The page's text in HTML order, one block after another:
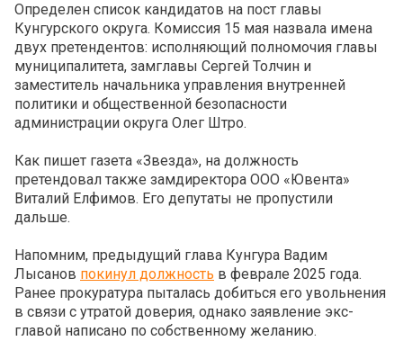
Определен список кандидатов на пост главы
Кунгурского округа. Комиссия 15 мая назвала имена
двух претендентов: исполняющий полномочия главы
муниципалитета, замглавы Сергей Толчин и
заместитель начальника управления внутренней
политики и общественной безопасности
администрации округа Олег Штро.
Как пишет газета «Звезда», на должность
претендовал также замдиректора ООО «Ювента»
Виталий Елфимов. Его депутаты не пропустили
дальше.
Напомним, предыдущий глава Кунгура Вадим
Лысанов покинул должность в феврале 2025 года.
Ранее прокуратура пыталась добиться его увольнения
в связи с утратой доверия, однако заявление экс-
главой написано по собственному желанию.